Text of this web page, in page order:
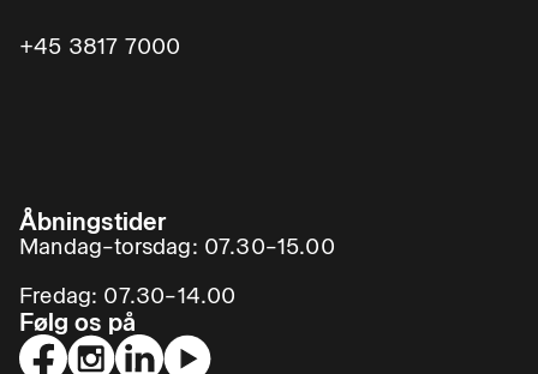
+45 3817 7000
Åbningstider
Mandag–torsdag: 07.30–15.00
Fredag: 07.30–14.00
Følg os på